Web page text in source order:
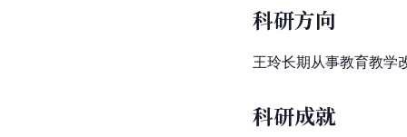
科研方向
王玲长期从事教育教学
科研成就